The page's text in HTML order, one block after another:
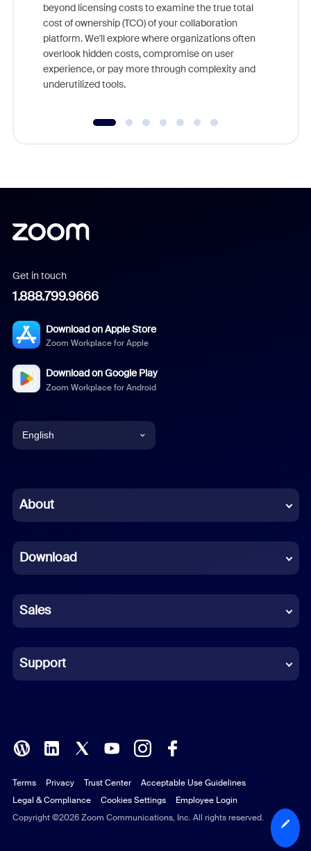
beyond licensing costs to examine the true total
cost of ownership (TCO) of your collaboration
platform. We'll explore where organizations often
overlook hidden costs, compromise on user
experience, or pay more through complexity and
underutilized tools.
Get in touch
1.888.799.9666
Download on Apple Store
Zoom Workplace for Apple
Download on Google Play
Zoom Workplace for Android
English
Chinese (Simplified)
French
German
Indonesian
Italian
Polish
Portuguese (Brazil)
Russian
About
Download
Sales
Support
Copyright ©2026 Zoom Communications, Inc. All rights reserved.
Terms Privacy Trust Center
Acceptable Use Guidelines
Legal & Compliance
Cookies Settings Employee Login